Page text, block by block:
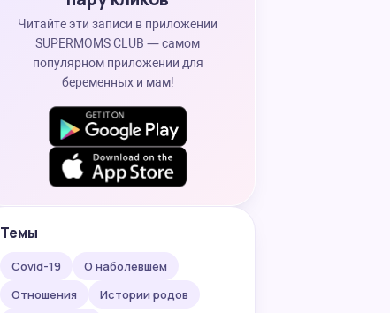
Читайте эти записи в приложении
SUPERMOMS CLUB — самом
популярном приложении для
беременных и мам!
Темы
Covid-19
О наболевшем
Отношения
Истории родов